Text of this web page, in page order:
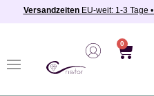
Versandzeiten EU-weit: 1-3 Tage •
0